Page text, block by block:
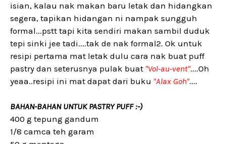
isian, kalau nak makan baru letak dan hidangkan
segera, tapikan hidangan ni nampak sungguh
formal...pstt tapi kita sendiri makan sambil duduk
tepi sinki jee tadi....tak de nak formal2. Ok untuk
resipi pertama mat letak dulu cara nak buat puff
pastry dan seterusnya pulak buat "Vol-au-vent"....Oh
yeaa..resipi ini mat dapat dari buku "Alax Goh"....
BAHAN-BAHAN UNTUK PASTRY PUFF :-)
400 g tepung gandum
1/8 camca teh garam